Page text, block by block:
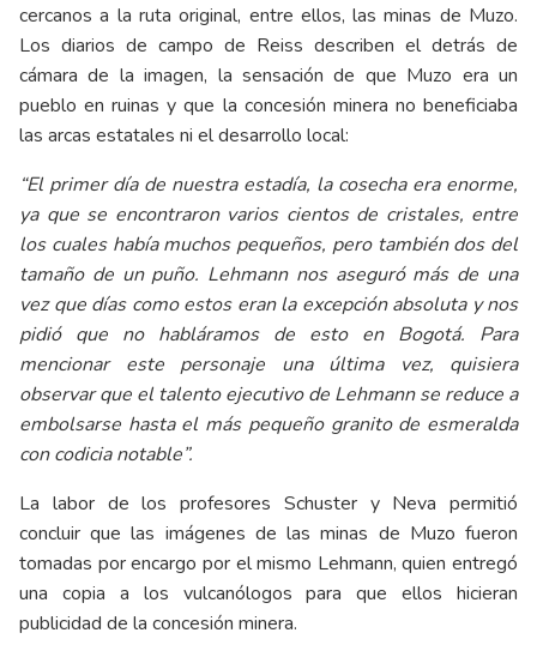
cercanos a la ruta original, entre ellos, las minas de Muzo.
Los diarios de campo de Reiss describen el detrás de
cámara de la imagen, la sensación de que Muzo era un
pueblo en ruinas y que la concesión minera no beneficiaba
las arcas estatales ni el desarrollo local:
“El primer día de nuestra estadía, la cosecha era enorme,
ya que se encontraron varios cientos de cristales, entre
los cuales había muchos pequeños, pero también dos del
tamaño de un puño. Lehmann nos aseguró más de una
vez que días como estos eran la excepción absoluta y nos
pidió que no habláramos de esto en Bogotá. Para
mencionar este personaje una última vez, quisiera
observar que el talento ejecutivo de Lehmann se reduce a
embolsarse hasta el más pequeño granito de esmeralda
con codicia notable”.
La labor de los profesores Schuster y Neva permitió
concluir que las imágenes de las minas de Muzo fueron
tomadas por encargo por el mismo Lehmann, quien entregó
una copia a los vulcanólogos para que ellos hicieran
publicidad de la concesión minera.